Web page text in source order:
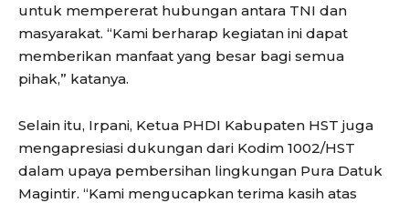
untuk mempererat hubungan antara TNI dan
masyarakat. “Kami berharap kegiatan ini dapat
memberikan manfaat yang besar bagi semua
pihak,” katanya.
Selain itu, Irpani, Ketua PHDI Kabupaten HST juga
mengapresiasi dukungan dari Kodim 1002/HST
dalam upaya pembersihan lingkungan Pura Datuk
Magintir. “Kami mengucapkan terima kasih atas